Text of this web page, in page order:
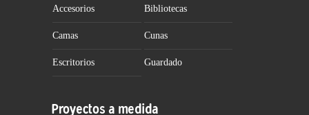
Accesorios Bibliotecas
Camas Cunas
Escritorios Guardado
Proyectos a medida